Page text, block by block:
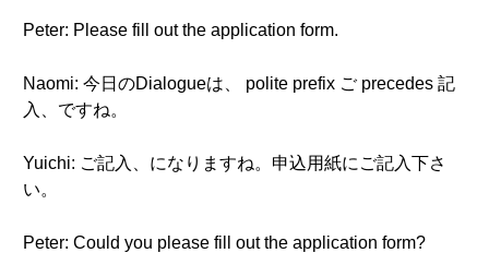
Peter: Please fill out the application form.
Naomi: 今日のDialogueは、 polite prefix ご precedes 記
入、ですね。
Yuichi: ご記入、になりますね。申込用紙にご記入下さ
い。
Peter: Could you please fill out the application form?